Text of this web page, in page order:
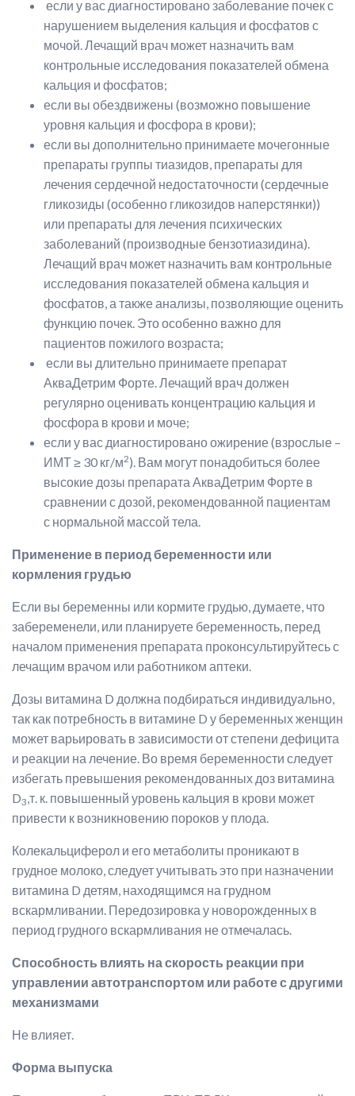
если у вас диагностировано заболевание почек с
нарушением выделения кальция и фосфатов с
мочой. Лечащий врач может назначить вам
контрольные исследования показателей обмена
кальция и фосфатов;
если вы обездвижены (возможно повышение
уровня кальция и фосфора в крови);
если вы дополнительно принимаете мочегонные
препараты группы тиазидов, препараты для
лечения сердечной недостаточности (сердечные
гликозиды (особенно гликозидов наперстянки))
или препараты для лечения психических
заболеваний (производные бензотиазидина).
Лечащий врач может назначить вам контрольные
исследования показателей обмена кальция и
фосфатов, а также анализы, позволяющие оценить
функцию почек. Это особенно важно для
пациентов пожилого возраста;
если вы длительно принимаете препарат
АкваДетрим Форте. Лечащий врач должен
регулярно оценивать концентрацию кальция и
фосфора в крови и моче;
если у вас диагностировано ожирение (взрослые –
ИМТ ≥ 30 кг/м2). Вам могут понадобиться более
высокие дозы препарата АкваДетрим Форте в
сравнении с дозой, рекомендованной пациентам
с нормальной массой тела.
Применение в период беременности или
кормления грудью
Если вы беременны или кормите грудью, думаете, что
забеременели, или планируете беременность, перед
началом применения препарата проконсультируйтесь с
лечащим врачом или работником аптеки.
Дозы витамина D должна подбираться индивидуально,
так как потребность в витамине D у беременных женщин
может варьировать в зависимости от степени дефицита
и реакции на лечение. Во время беременности следует
избегать превышения рекомендованных доз витамина
D3 ,т. к. повышенный уровень кальция в крови может
привести к возникновению пороков у плода.
Колекальциферол и его метаболиты проникают в
грудное молоко, следует учитывать это при назначении
витамина D детям, находящимся на грудном
вскармливании. Передозировка у новорожденных в
период грудного вскармливания не отмечалась.
Способность влиять на скорость реакции при
управлении автотранспортом или работе с другими
механизмами
Не влияет.
Форма выпуска